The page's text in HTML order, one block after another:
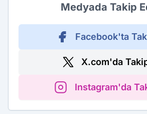
Medyada Takip
Facebook'ta
X.com'da
Instagram'da